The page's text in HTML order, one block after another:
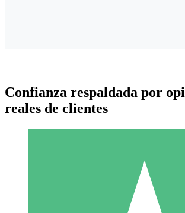
Paquetes de Créditos
Confianza respaldada por
reales de clientes